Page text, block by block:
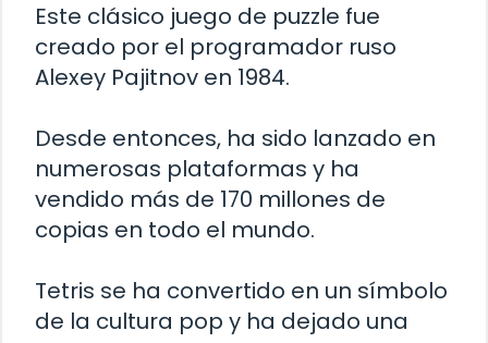
Este clásico juego de puzzle fue
creado por el programador ruso
Alexey Pajitnov en 1984.
Desde entonces, ha sido lanzado en
numerosas plataformas y ha
vendido más de 170 millones de
copias en todo el mundo.
Tetris se ha convertido en un símbolo
de la cultura pop y ha dejado una